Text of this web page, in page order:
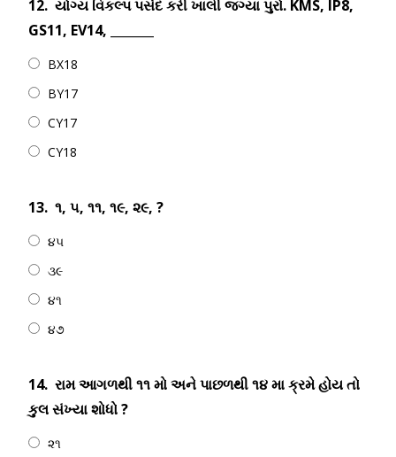
12. યોગ્ય વિકલ્પ પસંદ કરી ખાલી જગ્યા પુરો. KMS, IP8,
GS11, EV14, _______
BX18
BY17
CY17
CY18
13. ૧, ૫, ૧૧, ૧૯, ૨૯, ?
૪૫
૩૯
૪૧
૪૭
14. રામ આગળથી ૧૧ મો અને પાછળથી ૧૪ મા ક્રમે હોય તો
કુલ સંખ્યા શોધો ?
૨૧